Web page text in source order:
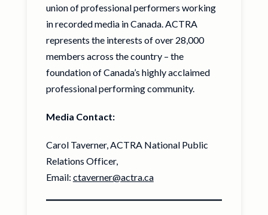
union of professional performers working
in recorded media in Canada. ACTRA
represents the interests of over 28,000
members across the country – the
foundation of Canada’s highly acclaimed
professional performing community.
Media Contact:
Carol Taverner, ACTRA National Public
Relations Officer,
Email: ctaverner@actra.ca